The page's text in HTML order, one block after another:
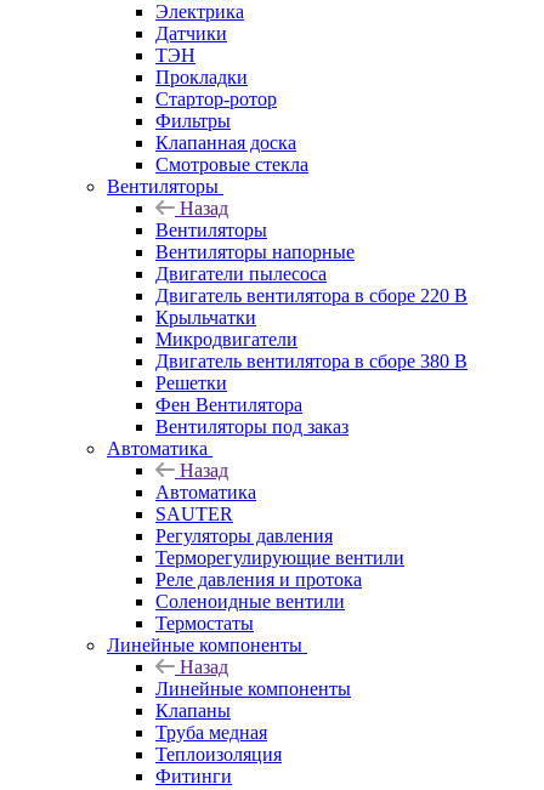
Электрика
Датчики
ТЭН
Прокладки
Стартор-ротор
Фильтры
Клапанная доска
Смотровые стекла
Вентиляторы
Назад
Вентиляторы
Вентиляторы напорные
Двигатели пылесоса
Двигатель вентилятора в сборе 220 В
Крыльчатки
Микродвигатели
Двигатель вентилятора в сборе 380 В
Решетки
Фен Вентилятора
Вентиляторы под заказ
Автоматика
Назад
Автоматика
SAUTER
Регуляторы давления
Терморегулирующие вентили
Реле давления и протока
Соленоидные вентили
Термостаты
Линейные компоненты
Назад
Линейные компоненты
Клапаны
Труба медная
Теплоизоляция
Фитинги